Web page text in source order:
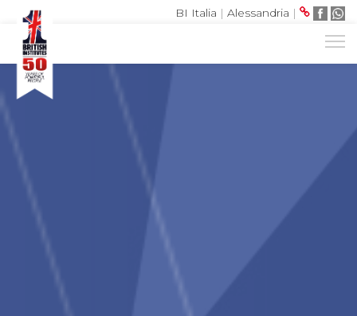
BI Italia | Alessandria |